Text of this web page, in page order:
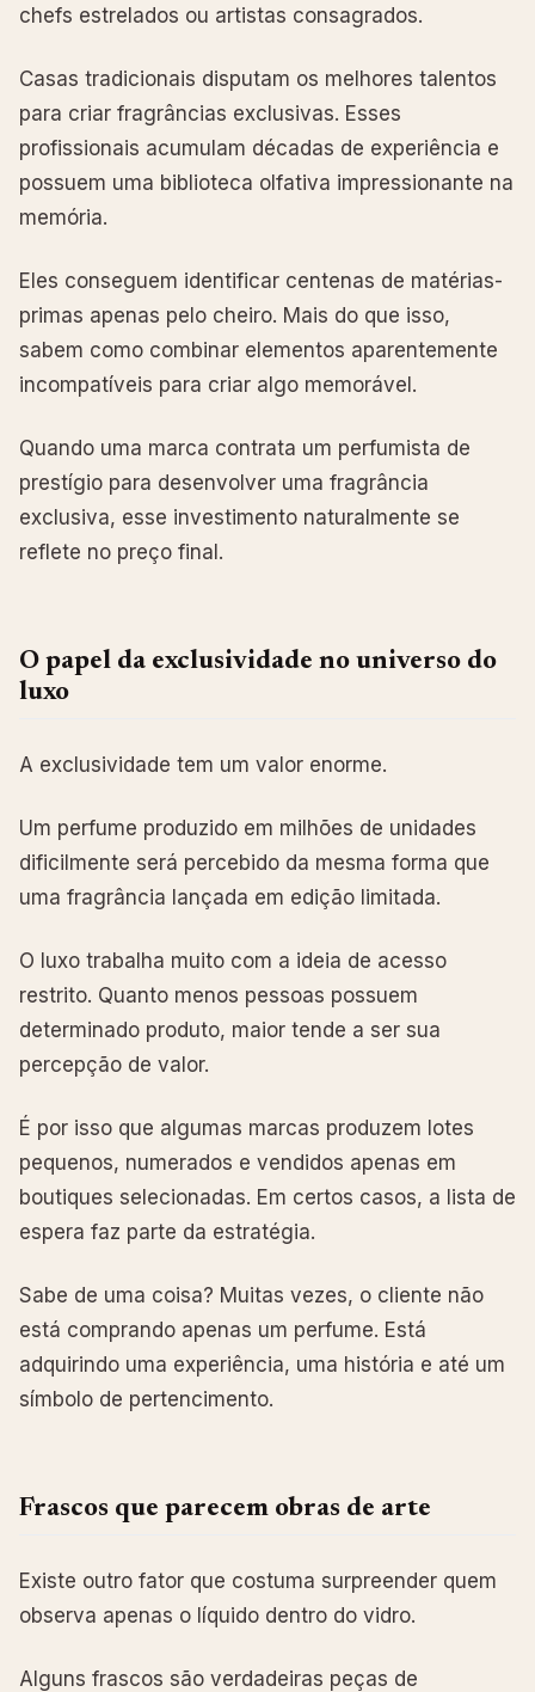
chefs estrelados ou artistas consagrados.
Casas tradicionais disputam os melhores talentos
para criar fragrâncias exclusivas. Esses
profissionais acumulam décadas de experiência e
possuem uma biblioteca olfativa impressionante na
memória.
Eles conseguem identificar centenas de matérias-
primas apenas pelo cheiro. Mais do que isso,
sabem como combinar elementos aparentemente
incompatíveis para criar algo memorável.
Quando uma marca contrata um perfumista de
prestígio para desenvolver uma fragrância
exclusiva, esse investimento naturalmente se
reflete no preço final.
O papel da exclusividade no universo do
luxo
A exclusividade tem um valor enorme.
Um perfume produzido em milhões de unidades
dificilmente será percebido da mesma forma que
uma fragrância lançada em edição limitada.
O luxo trabalha muito com a ideia de acesso
restrito. Quanto menos pessoas possuem
determinado produto, maior tende a ser sua
percepção de valor.
É por isso que algumas marcas produzem lotes
pequenos, numerados e vendidos apenas em
boutiques selecionadas. Em certos casos, a lista de
espera faz parte da estratégia.
Sabe de uma coisa? Muitas vezes, o cliente não
está comprando apenas um perfume. Está
adquirindo uma experiência, uma história e até um
símbolo de pertencimento.
Frascos que parecem obras de arte
Existe outro fator que costuma surpreender quem
observa apenas o líquido dentro do vidro.
Alguns frascos são verdadeiras peças de